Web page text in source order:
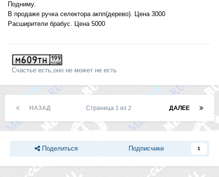
Подниму.
В продаже ручка селектора акпп(дерево). Цена 3000
Расширители брабус. Цена 5000
Счастье есть,оно не может не есть
НАЗАД ДАЛЕЕ
Страница 1 из 2
Поделиться Подписчики 1